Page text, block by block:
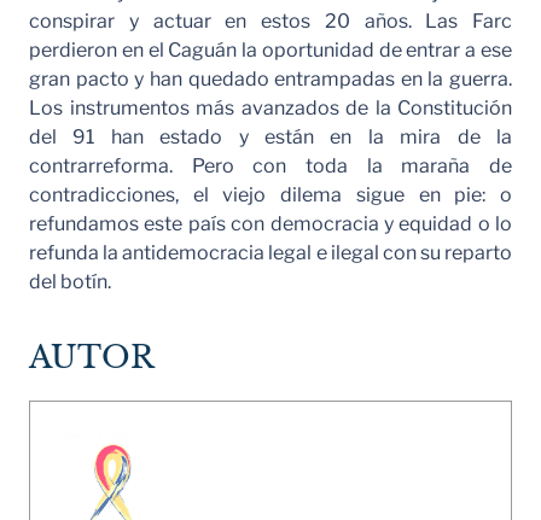
conspirar y actuar en estos 20 años. Las Farc
perdieron en el Caguán la oportunidad de entrar a ese
gran pacto y han quedado entrampadas en la guerra.
Los instrumentos más avanzados de la Constitución
del 91 han estado y están en la mira de la
contrarreforma. Pero con toda la maraña de
contradicciones, el viejo dilema sigue en pie: o
refundamos este país con democracia y equidad o lo
refunda la antidemocracia legal e ilegal con su reparto
del botín.
AUTOR